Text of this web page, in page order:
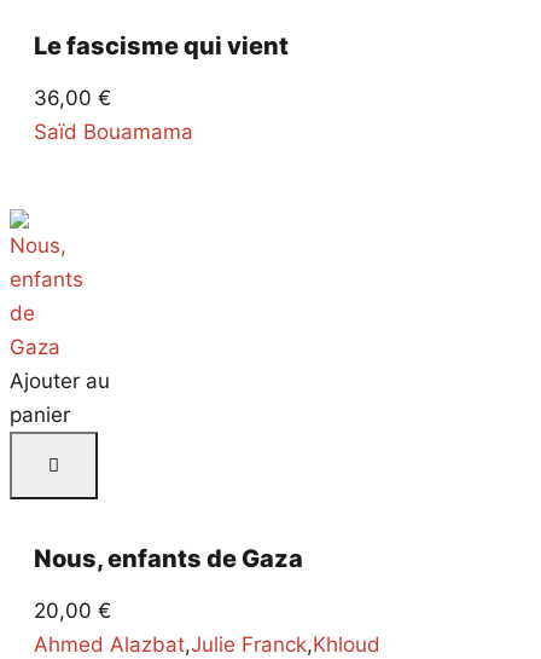
Le fascisme qui vient
36,00 €
Saïd Bouamama
Ajouter au
panier
Nous, enfants de Gaza
20,00 €
Ahmed Alazbat,Julie Franck,Khloud